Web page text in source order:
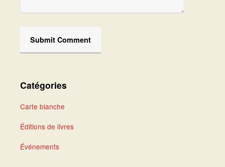
Catégories
Carte blanche
Éditions de livres
Événements